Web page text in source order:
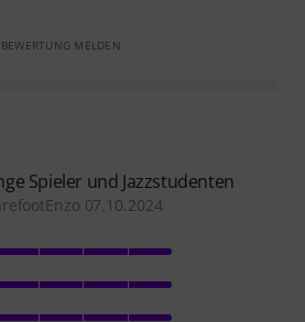
BEWERTUNG MELDEN
Spieler und Jazzstudenten
07.10.2024